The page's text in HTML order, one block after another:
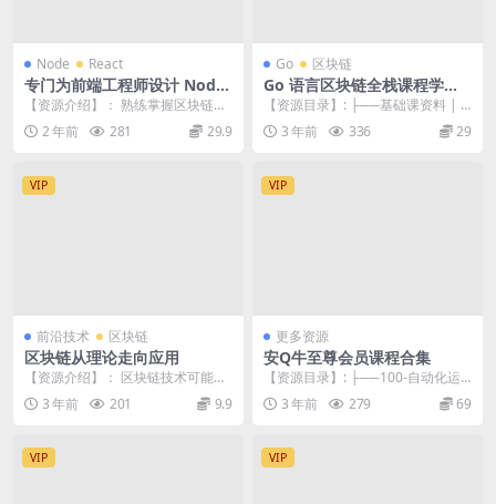
Node React
专门为前端工程师设计 Nodej
s+React 实战开发区块链“慕
课”DApp
【资源介绍】： 熟练掌握区块链技
术原理+以太坊开发技能 开发一个
成熟的区块链Da...
2 年前 281 29.9
Go 区块链
Go 语言区块链全栈课程学习
【博学谷】
【资源目录】: ├──基础课资料 |
├──01_Go语言基础第01天（变
量...3 年前 336 29
VIP
前沿技术 区块链
区块链从理论走向应用
【资源介绍】： 区块链技术可能是
继互联网发明以来最大的技术革
命。作为源于比特币的...
3 年前 201 9.9
VIP
更多资源
安Q牛至尊会员课程合集
【资源目录】: ├──100-自动化运
维工具Ansible精讲 | ├──课...
3 年前 279 69
VIP VIP